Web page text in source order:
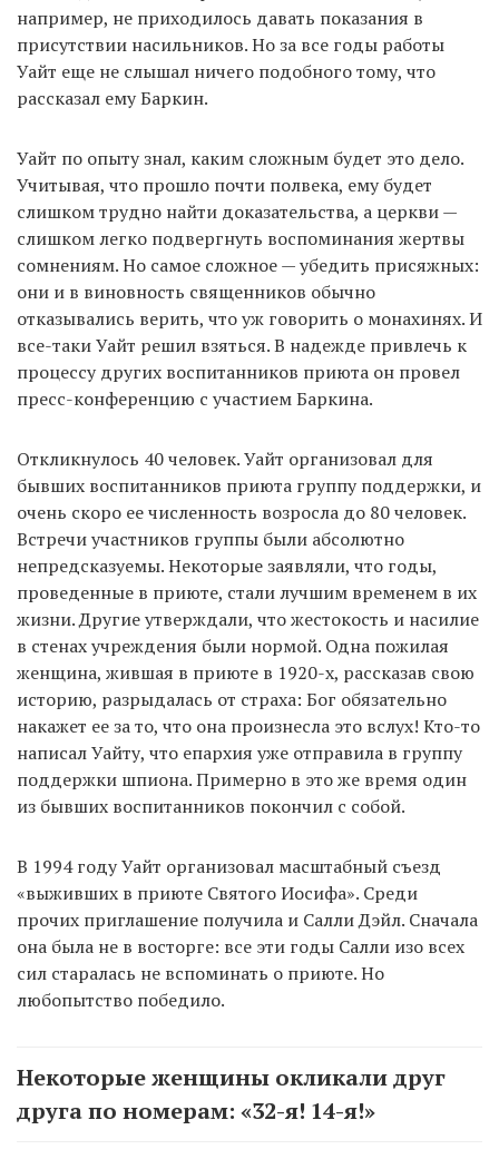
например, не приходилось давать показания в
присутствии насильников. Но за все годы работы
Уайт еще не слышал ничего подобного тому, что
рассказал ему Баркин.
Уайт по опыту знал, каким сложным будет это дело.
Учитывая, что прошло почти полвека, ему будет
слишком трудно найти доказательства, а церкви —
слишком легко подвергнуть воспоминания жертвы
сомнениям. Но самое сложное — убедить присяжных:
они и в виновность священников обычно
отказывались верить, что уж говорить о монахинях. И
все-таки Уайт решил взяться. В надежде привлечь к
процессу других воспитанников приюта он провел
пресс-конференцию с участием Баркина.
Откликнулось 40 человек. Уайт организовал для
бывших воспитанников приюта группу поддержки, и
очень скоро ее численность возросла до 80 человек.
Встречи участников группы были абсолютно
непредсказуемы. Некоторые заявляли, что годы,
проведенные в приюте, стали лучшим временем в их
жизни. Другие утверждали, что жестокость и насилие
в стенах учреждения были нормой. Одна пожилая
женщина, жившая в приюте в 1920-х, рассказав свою
историю, разрыдалась от страха: Бог обязательно
накажет ее за то, что она произнесла это вслух! Кто-то
написал Уайту, что епархия уже отправила в группу
поддержки шпиона. Примерно в это же время один
из бывших воспитанников покончил с собой.
В 1994 году Уайт организовал масштабный съезд
«выживших в приюте Святого Иосифа». Среди
прочих приглашение получила и Салли Дэйл. Сначала
она была не в восторге: все эти годы Салли изо всех
сил старалась не вспоминать о приюте. Но
любопытство победило.
Некоторые женщины окликали друг
друга по номерам: «32-я! 14-я!»